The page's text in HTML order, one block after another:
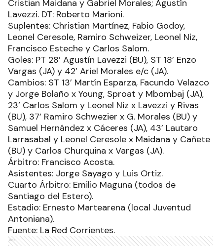
Cristian Maidana y Gabriel Morales; Agustín
Lavezzi. DT: Roberto Marioni.
Suplentes: Christian Martínez, Fabio Godoy,
Leonel Ceresole, Ramiro Schweizer, Leonel Niz,
Francisco Esteche y Carlos Salom.
Goles: PT 28’ Agustín Lavezzi (BU), ST 18’ Enzo
Vargas (JA) y 42’ Ariel Morales e/c (JA).
Cambios: ST 13’ Martín Esparza, Facundo Velazco
y Jorge Bolaño x Young, Sproat y Mbombaj (JA),
23’ Carlos Salom y Leonel Niz x Lavezzi y Rivas
(BU), 37’ Ramiro Schwezier x G. Morales (BU) y
Samuel Hernández x Cáceres (JA), 43’ Lautaro
Larrasabal y Leonel Ceresole x Maidana y Cañete
(BU) y Carlos Churquina x Vargas (JA).
Árbitro: Francisco Acosta.
Asistentes: Jorge Sayago y Luis Ortiz.
Cuarto Árbitro: Emilio Maguna (todos de
Santiago del Estero).
Estadio: Ernesto Martearena (local Juventud
Antoniana).
Fuente: La Red Corrientes.
Ads